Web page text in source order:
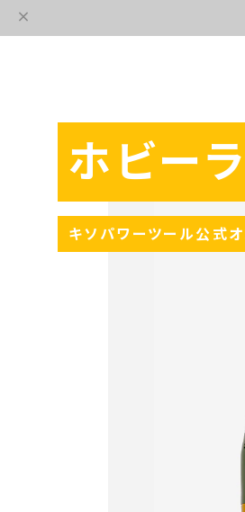
ホビー
キソパワーツール公式